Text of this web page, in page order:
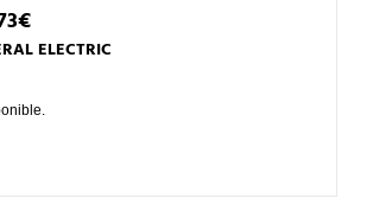
€EL
PRECIO
ACTUAL
11,73€.
ELECTRIC